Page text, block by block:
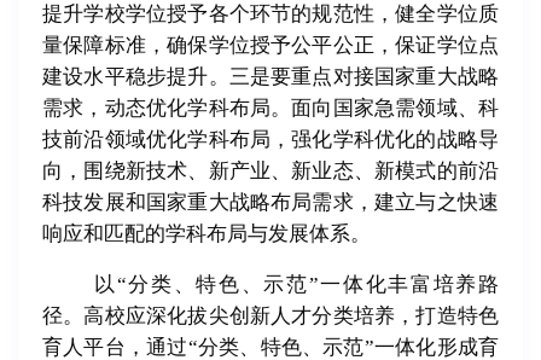
提升学校学位授予各个环节的规范性，健全学位质
量保障标准，确保学位授予公平公正，保证学位点
建设水平稳步提升。三是要重点对接国家重大战略
需求，动态优化学科布局。面向国家急需领域、科
技前沿领域优化学科布局，强化学科优化的战略导
向，围绕新技术、新产业、新业态、新模式的前沿
科技发展和国家重大战略布局需求，建立与之快速
响应和匹配的学科布局与发展体系。
以“分类、特色、示范”一体化丰富培养路
径。高校应深化拔尖创新人才分类培养，打造特色
育人平台，通过“分类、特色、示范”一体化形成育